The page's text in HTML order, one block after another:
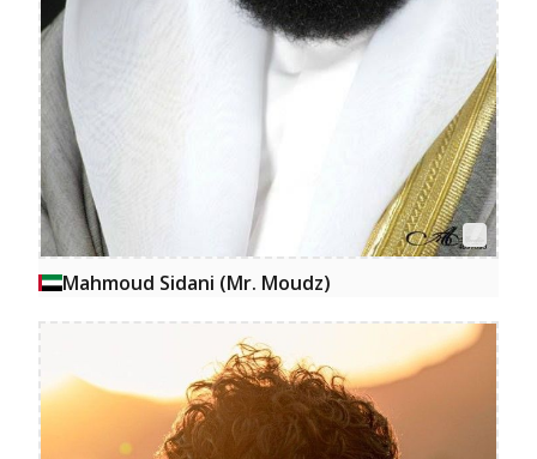
Mahmoud Sidani (Mr. Moudz)